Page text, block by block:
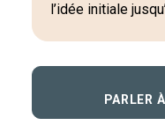
l’idée initiale
PARLER